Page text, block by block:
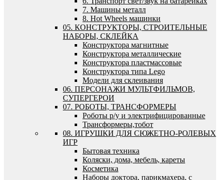
7. Машины металл
8. Hot Wheels машинки
05. КОНСТРУКТОРЫ, СТРОИТЕЛЬНЫЕ
НАБОРЫ, СКЛЕЙКА
Конструктора магнитные
Конструктора металлические
Конструктора пластмассовые
Конструктора типа Lego
Модели для склеивания
06. ПЕРСОНАЖИ МУЛЬТФИЛЬМОВ,
СУПЕРГЕРОИ
07. РОБОТЫ, ТРАНСФОРМЕРЫ
Роботы р/у и электрифицированные
Трансформеры,тобот
08. ИГРУШКИ ДЛЯ СЮЖЕТНО-РОЛЕВЫХ
ИГР
Бытовая техника
Коляски, дома, мебель, кареты
Косметика
Наборы доктора, парикмахера, с